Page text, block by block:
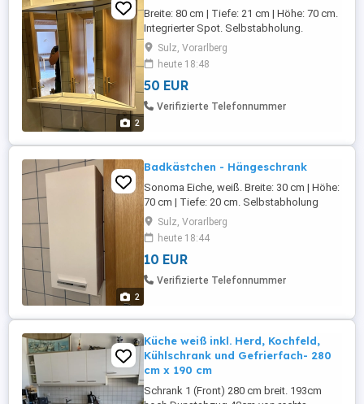
2
Breite: 80 cm | Tiefe: 21 cm | Höhe: 70 cm.
Integrierter Spot. Selbstabholung.
Sulz, Vorarlberg
heute 18:48
50 EUR
Verifizierte Telefonnummer
2
Badkästchen - Hängeschrank
Sonoma Eiche, weiß. Breite: 30 cm | Höhe:
70 cm | Tiefe: 20 cm. Selbstabholung
Sulz, Vorarlberg
heute 18:44
10 EUR
Verifizierte Telefonnummer
Küche weiß inkl. Herd, Kochfeld,
Kühlschrank und Gefrierfach- 280
cm x 190 cm
Schrank 1 (Front) 280 cm breit. 193cm